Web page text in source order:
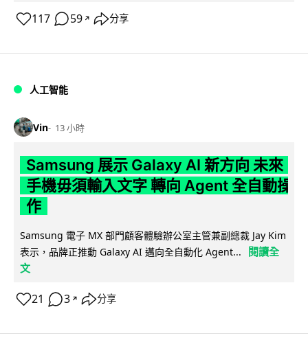
117 59 ↗ 分享
人工智能
Vin 13 小時
Samsung 展示 Galaxy AI 新方向 未來
手機毋須輸入文字 轉向 Agent 全自動操
作
Samsung 電子 MX 部門顧客體驗辦公室主管兼副總裁 Jay Kim
表示，品牌正推動 Galaxy AI 邁向全自動化 Agent...
閱讀全
文
21 3 ↗ 分享